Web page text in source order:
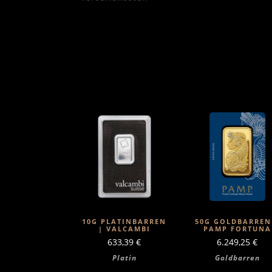
10G PLATINBARREN
| VALCAMBI
633,39€
Platin
50G
PAMP FORTUNA
6.249,25€
Goldbarren